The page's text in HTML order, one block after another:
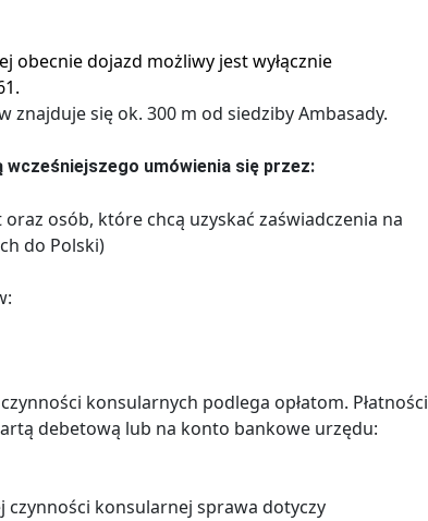
dojazd możliwy jest wyłącznie
znajduje się ok. 300 m od siedziby Ambasady.
umówienia się przez:
osób, które chcą uzyskać zaświadczenia na
do Polski)
konsularnych podlega opłatom. Płatności
debetową lub na konto bankowe urzędu:
konsularnej sprawa dotyczy